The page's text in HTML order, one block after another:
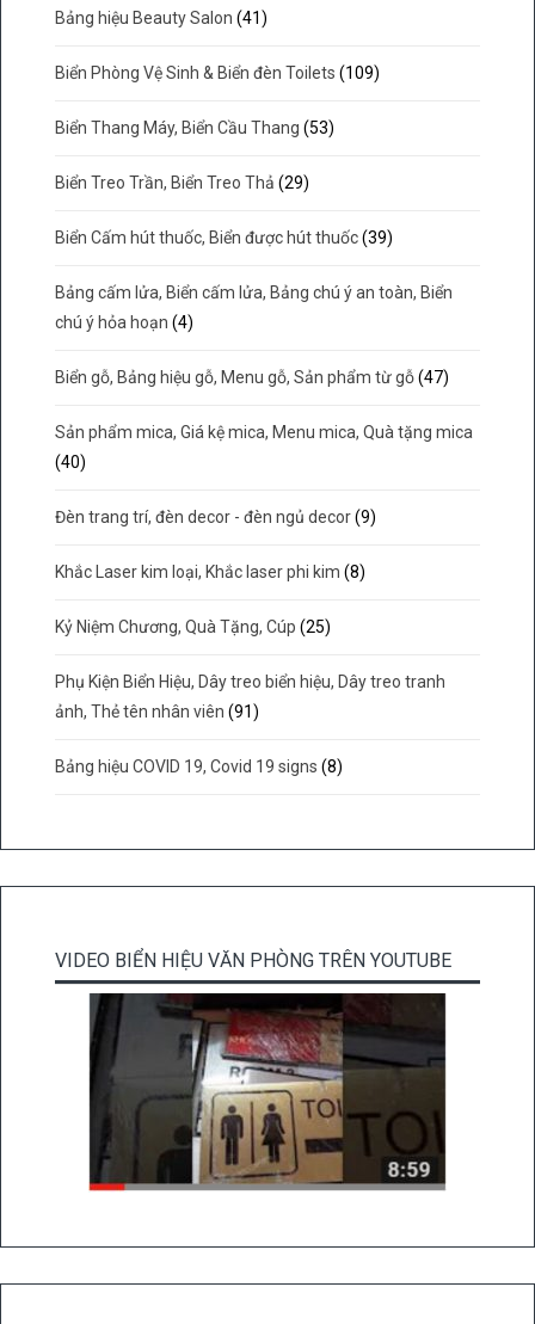
Bảng hiệu Beauty Salon (41)
Biển Phòng Vệ Sinh & Biển đèn Toilets (109)
Biển Thang Máy, Biển Cầu Thang (53)
Biển Treo Trần, Biển Treo Thả (29)
Biển Cấm hút thuốc, Biển được hút thuốc (39)
Bảng cấm lửa, Biển cấm lửa, Bảng chú ý an toàn, Biển
chú ý hỏa hoạn (4)
Biển gỗ, Bảng hiệu gỗ, Menu gỗ, Sản phẩm từ gỗ (47)
Sản phẩm mica, Giá kệ mica, Menu mica, Quà tặng mica
(40)
Đèn trang trí, đèn decor - đèn ngủ decor (9)
Khắc Laser kim loại, Khắc laser phi kim (8)
Kỷ Niệm Chương, Quà Tặng, Cúp (25)
Phụ Kiện Biển Hiệu, Dây treo biển hiệu, Dây treo tranh
ảnh, Thẻ tên nhân viên (91)
Bảng hiệu COVID 19, Covid 19 signs (8)
VIDEO BIỂN HIỆU VĂN PHÒNG TRÊN YOUTUBE